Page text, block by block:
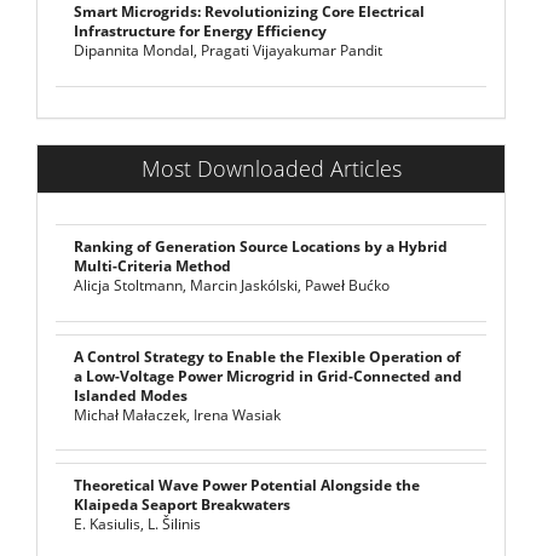
Smart Microgrids: Revolutionizing Core Electrical
Infrastructure for Energy Efficiency
Dipannita Mondal, Pragati Vijayakumar Pandit
Most Downloaded Articles
Ranking of Generation Source Locations by a Hybrid
Multi-Criteria Method
Alicja Stoltmann, Marcin Jaskólski, Paweł Bućko
A Control Strategy to Enable the Flexible Operation of
a Low-Voltage Power Microgrid in Grid-Connected and
Islanded Modes
Michał Małaczek, Irena Wasiak
Theoretical Wave Power Potential Alongside the
Klaipeda Seaport Breakwaters
E. Kasiulis, L. Šilinis